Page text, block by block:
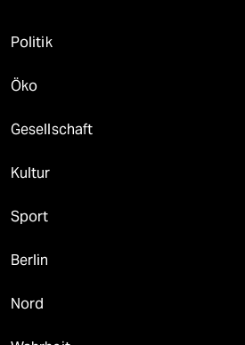
Politik
Öko
Gesellschaft
Kultur
Sport
Berlin
Nord